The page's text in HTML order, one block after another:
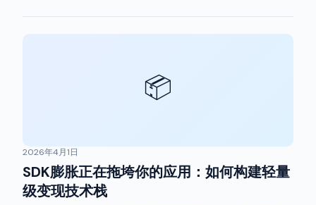
📦
2026年4月1日
SDK膨胀正在拖垮你的应用：如何构建轻量
级变现技术栈